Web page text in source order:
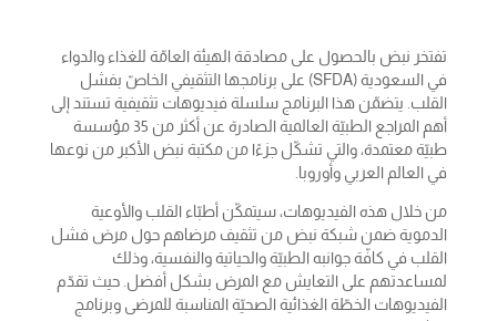
تفتخر نبض بالحصول على مصادقة الهيئة العامّة للغذاء والدواء
في السعودية (SFDA) على برنامجها التثقيفي الخاصّ بفشل
القلب. يتضمّن هذا البرنامج سلسلة فيديوهات تثقيفية تستند إلى
أهم المراجع الطبيّة العالمية الصادرة عن أكثر من 35 مؤسسة
طبيّة معتمدة، والتي تشكّل جزءًا من مكتبة نبض الأكبر من نوعها
في العالم العربي وأوروبا.
من خلال هذه الفيديوهات، سيتمكّن أطبّاء القلب والأوعية
الدموية ضمن شبكة نبض من تثقيف مرضاهم حول مرض فشل
القلب في كافّة جوانبه الطبيّة والحياتية والنفسية، وذلك
لمساعدتهم على التعايش مع المرض بشكل أفضل. حيث تقدّم
الفيديوهات الخطّة الغذائية الصحيّة المناسبة للمرضى وبرنامج